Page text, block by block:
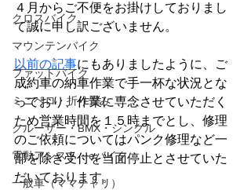
クロスバイク
マウンテンバイク
ファットバイク
ミニベロ・折り畳み
クルーザー・BMX・シングル
電動アシスト・eバイク
一般車（ママチャリ）
４月からご不便をお掛けしておりまし
て誠に申し訳ございません。
以前の記事にもありましたように、ご
成約車の納車作業で手一杯な状況とな
っており、作業に専念させていただく
ため営業時間を１５時までとし、修理
のご依頼についてはパンク修理など一
部を除き受付を当面停止とさせていた
だいております。